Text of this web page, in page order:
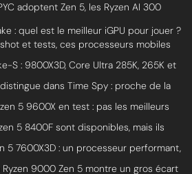
adoptent Zen 5, les Ryzen AI 300
: quel est le meilleur iGPU pour jouer ?
et tests, ces processeurs mobiles
S : 9800X3D, Core Ultra 285K, 265K et
dans Time Spy : proche de la
5 9600X en test : pas les meilleurs
5 8400F sont disponibles, mais ils
5 7600X3D : un processeur performant,
Ryzen 9000 Zen 5 montre un gros écart